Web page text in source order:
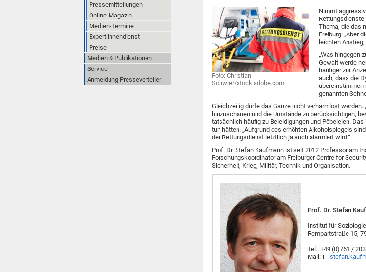
Foto: Christian
Schwier/stock.adobe.com
Nimmt
Thema, die das
Freiburg: „Aber
leichten
„Was hingegen
Gewalt werde
häufiger zur
auch, dass die
übereinstimmen
genannten
Gleichzeitig dürfe das Ganze nicht verharmlost
hinzuschauen und die Umstände zu berücksichtigen,
tatsächlich häufig zu Beleidigungen und Pöbeleien.
tun hätten. „Aufgrund des erhöhten Alkoholspiegels
der Rettungsdienst letztlich ja auch alarmiert wird.“
Prof. Dr. Stefan Kaufmann ist seit 2012 Professor am
Forschungskoordinator am Freiburger Centre for
Sicherheit, Krieg, Militär, Technik und Organisation.
Prof. Dr. Stefan
Institut für Soziologie
Rempartstraße 15,
Tel.: +49 (0)761 /
Mail:
Pressemitteilungen
Online-Magazin
Medien-Termine
Expert:innendienst
Preise
Medien & Publikationen
Service
Anmeldung Presseverteiler